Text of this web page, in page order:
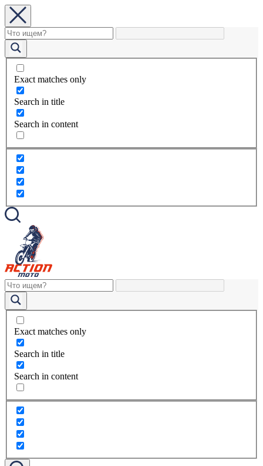
Exact matches only
Search in title
Search in content
Exact matches only
Search in title
Search in content